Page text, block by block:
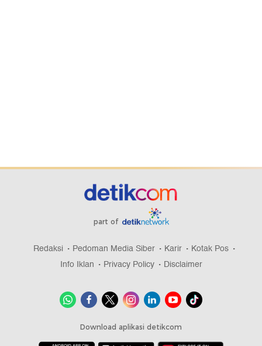
part of
Redaksi Pedoman Media Siber Karir
Kotak Pos
Info Iklan
Privacy Policy Disclaimer
Download aplikasi detikcom